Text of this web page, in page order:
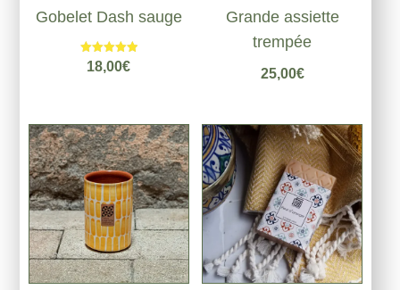
Gobelet Dash sauge
Note
5.00
18,00€
Grande assiette
trempée
25,00€